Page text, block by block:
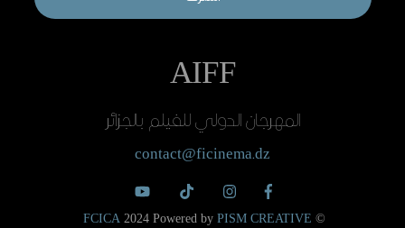
AIFF
المهرجان الدولي للفيلم بالجزائر
contact@ficinema.dz
©
FCICA 2024 Powered by PISM CREATIVE